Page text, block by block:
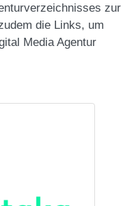
zur
die Links, um
Media Agentur